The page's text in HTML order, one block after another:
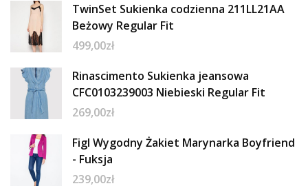
TwinSet Sukienka codzienna 211LL21AA
Beżowy Regular Fit
499,00zł
Rinascimento Sukienka jeansowa
CFC0103239003 Niebieski Regular Fit
269,00zł
Figl Wygodny Żakiet Marynarka Boyfriend
- Fuksja
239,00zł